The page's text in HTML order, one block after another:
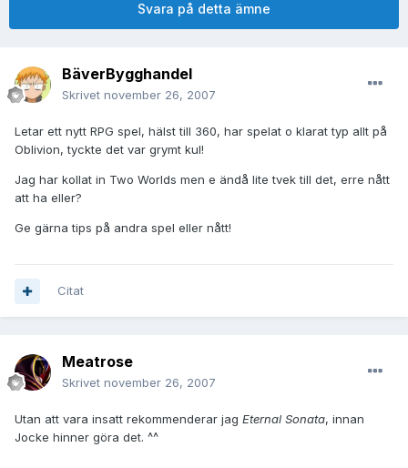
Svara på detta ämne
BäverBygghandel
Skrivet november 26, 2007
Letar ett nytt RPG spel, hälst till 360, har spelat o klarat typ allt på
Oblivion, tyckte det var grymt kul!
Jag har kollat in Two Worlds men e ändå lite tvek till det, erre nått
att ha eller?
Ge gärna tips på andra spel eller nått!
Citat
Meatrose
Skrivet november 26, 2007
Utan att vara insatt rekommenderar jag Eternal Sonata, innan
Jocke hinner göra det. ^^